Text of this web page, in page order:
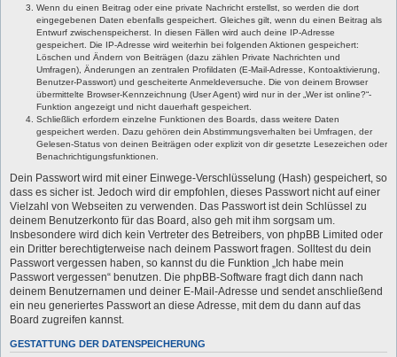
Wenn du einen Beitrag oder eine private Nachricht erstellst, so werden die dort
eingegebenen Daten ebenfalls gespeichert. Gleiches gilt, wenn du einen Beitrag als
Entwurf zwischenspeicherst. In diesen Fällen wird auch deine IP-Adresse
gespeichert. Die IP-Adresse wird weiterhin bei folgenden Aktionen gespeichert:
Löschen und Ändern von Beiträgen (dazu zählen Private Nachrichten und
Umfragen), Änderungen an zentralen Profildaten (E-Mail-Adresse, Kontoaktivierung,
Benutzer-Passwort) und gescheiterte Anmeldeversuche. Die von deinem Browser
übermittelte Browser-Kennzeichnung (User Agent) wird nur in der „Wer ist online?“-
Funktion angezeigt und nicht dauerhaft gespeichert.
Schließlich erfordern einzelne Funktionen des Boards, dass weitere Daten
gespeichert werden. Dazu gehören dein Abstimmungsverhalten bei Umfragen, der
Gelesen-Status von deinen Beiträgen oder explizit von dir gesetzte Lesezeichen oder
Benachrichtigungsfunktionen.
Dein Passwort wird mit einer Einwege-Verschlüsselung (Hash) gespeichert, so
dass es sicher ist. Jedoch wird dir empfohlen, dieses Passwort nicht auf einer
Vielzahl von Webseiten zu verwenden. Das Passwort ist dein Schlüssel zu
deinem Benutzerkonto für das Board, also geh mit ihm sorgsam um.
Insbesondere wird dich kein Vertreter des Betreibers, von phpBB Limited oder
ein Dritter berechtigterweise nach deinem Passwort fragen. Solltest du dein
Passwort vergessen haben, so kannst du die Funktion „Ich habe mein
Passwort vergessen“ benutzen. Die phpBB-Software fragt dich dann nach
deinem Benutzernamen und deiner E-Mail-Adresse und sendet anschließend
ein neu generiertes Passwort an diese Adresse, mit dem du dann auf das
Board zugreifen kannst.
GESTATTUNG DER DATENSPEICHERUNG